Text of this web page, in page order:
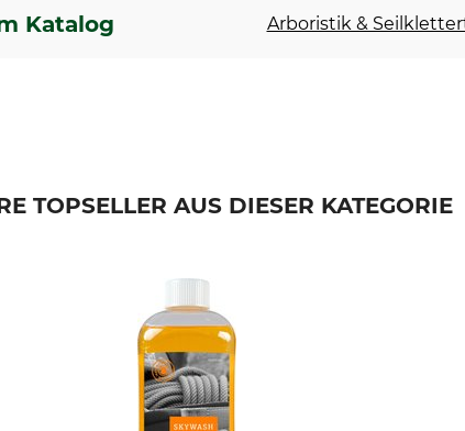
Katalog Arboristik &
TOPSELLER AUS DIESER KATEGORIE